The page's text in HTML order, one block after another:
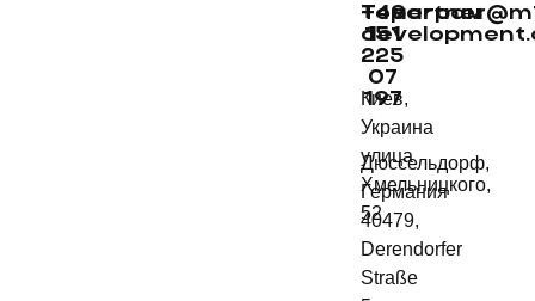
Киев,
Украина
улица
Хмельницкого,
52
+49
151
225
07
197
Дюссельдорф,
Германия
40479,
Derendorfer
Straße
Телеграм